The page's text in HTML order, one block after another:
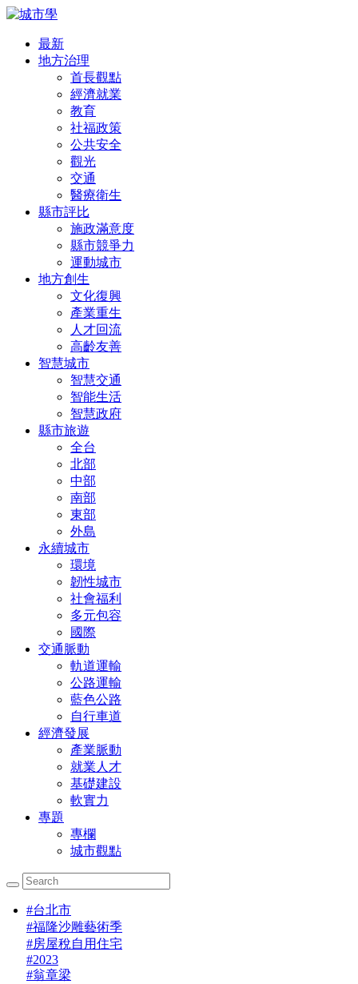
最新
地方治理
首長觀點
經濟就業
教育
社福政策
公共安全
觀光
交通
醫療衛生
縣市評比
施政滿意度
縣市競爭力
運動城市
地方創生
文化復興
產業重生
人才回流
高齡友善
智慧城市
智慧交通
智能生活
智慧政府
縣市旅遊
全台
北部
中部
南部
東部
外島
永續城市
環境
韌性城市
社會福利
多元包容
國際
交通脈動
軌道運輸
公路運輸
藍色公路
自行車道
經濟發展
產業脈動
就業人才
基礎建設
軟實力
專題
專欄
城市觀點
#台北市
#福隆沙雕藝術季
#房屋稅自用住宅
#2023
#翁章梁